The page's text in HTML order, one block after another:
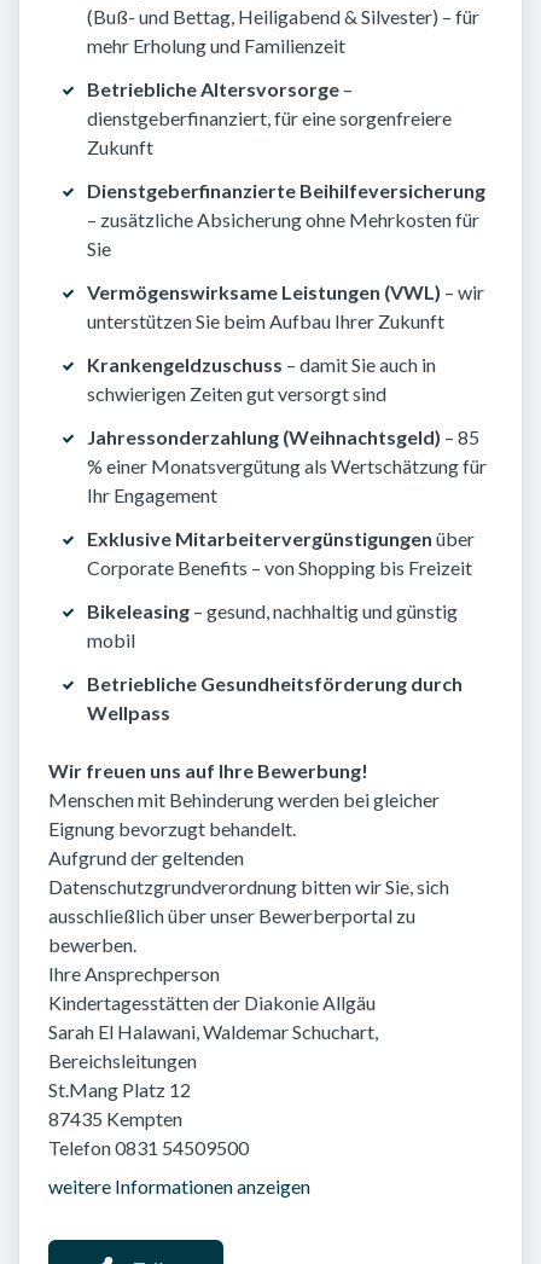
(Buß- und Bettag, Heiligabend & Silvester) – für
mehr Erholung und Familienzeit
Betriebliche Altersvorsorge –
dienstgeberfinanziert, für eine sorgenfreiere
Zukunft
Dienstgeberfinanzierte Beihilfeversicherung
– zusätzliche Absicherung ohne Mehrkosten für
Sie
Vermögenswirksame Leistungen (VWL) – wir
unterstützen Sie beim Aufbau Ihrer Zukunft
Krankengeldzuschuss – damit Sie auch in
schwierigen Zeiten gut versorgt sind
Jahressonderzahlung (Weihnachtsgeld) – 85
% einer Monatsvergütung als Wertschätzung für
Ihr Engagement
Exklusive Mitarbeitervergünstigungen über
Corporate Benefits – von Shopping bis Freizeit
Bikeleasing – gesund, nachhaltig und günstig
mobil
Betriebliche Gesundheitsförderung durch
Wellpass
Wir freuen uns auf Ihre Bewerbung!
Menschen mit Behinderung werden bei gleicher
Eignung bevorzugt behandelt.
Aufgrund der geltenden
Datenschutzgrundverordnung bitten wir Sie, sich
ausschließlich über unser Bewerberportal zu
bewerben.
Ihre Ansprechperson
Kindertagesstätten der Diakonie Allgäu
Sarah El Halawani, Waldemar Schuchart,
Bereichsleitungen
St.Mang Platz 12
87435 Kempten
Telefon 0831 54509500
weitere Informationen anzeigen